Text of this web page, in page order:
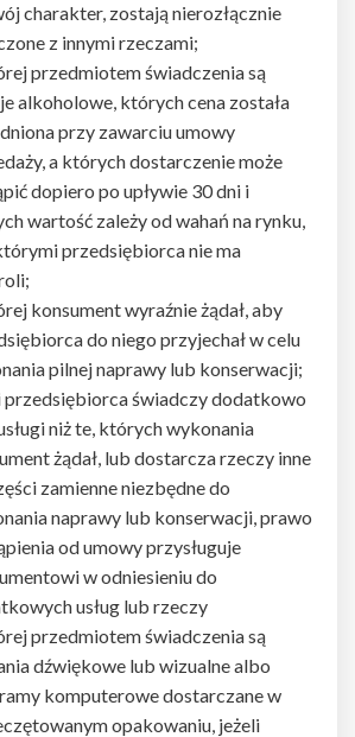
charakter, zostają nierozłącznie
z innymi rzeczami;
przedmiotem świadczenia są
alkoholowe, których cena została
przy zawarciu umowy
a których dostarczenie może
dopiero po upływie 30 dni i
wartość zależy od wahań na rynku,
przedsiębiorca nie ma
konsument wyraźnie żądał, aby
do niego przyjechał w celu
pilnej naprawy lub konserwacji;
przedsiębiorca świadczy dodatkowo
niż te, których wykonania
żądał, lub dostarcza rzeczy inne
zamienne niezbędne do
naprawy lub konserwacji, prawo
od umowy przysługuje
w odniesieniu do
usług lub rzeczy
przedmiotem świadczenia są
dźwiękowe lub wizualne albo
komputerowe dostarczane w
opakowaniu, jeżeli